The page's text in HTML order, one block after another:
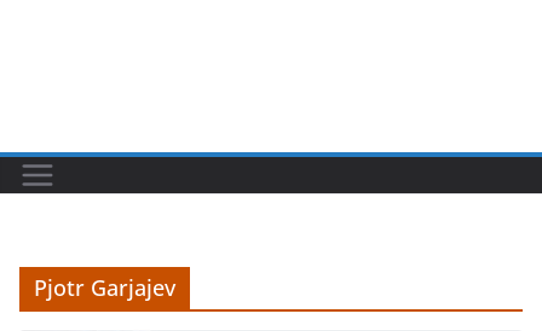
Pjotr Garjajev